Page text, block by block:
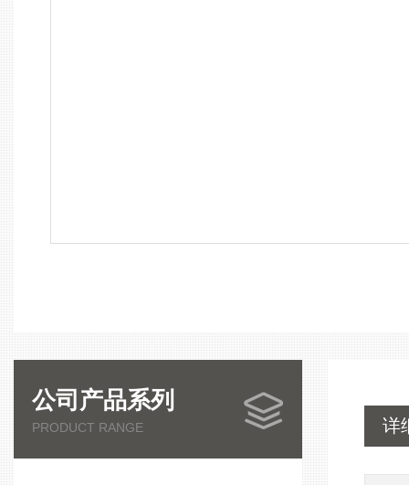
公司产品系列
PRODUCT RANGE 详